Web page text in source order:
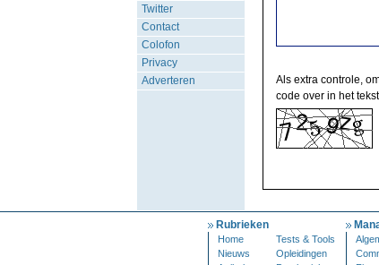
Twitter
Contact
Colofon
Privacy
Adverteren
Als extra controle,
code over in het
Rubrieken
Home
Tests & Tools
Nieuws
Opleidingen